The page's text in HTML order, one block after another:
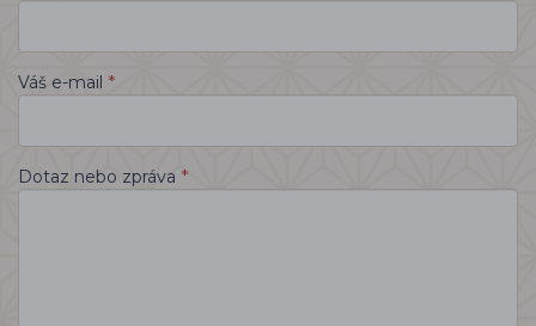
Váš e-mail *
Dotaz nebo zpráva *